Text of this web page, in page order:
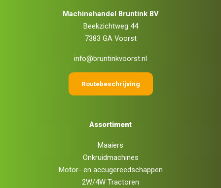
Machinehandel Bruntink BV
Beekzichtweg 44
7383 GA Voorst
info@bruntinkvoorst.nl
Routebeschrijving
Assortiment
Maaiers
Onkruidmachines
Motor- en accugereedschappen
2W/4W Tractoren